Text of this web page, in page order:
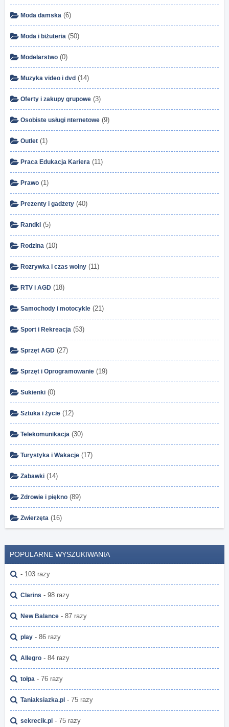
Moda damska (6)
Moda i biżuteria (50)
Modelarstwo (0)
Muzyka video i dvd (14)
Oferty i zakupy grupowe (3)
Osobiste usługi nternetowe (9)
Outlet (1)
Praca Edukacja Kariera (11)
Prawo (1)
Prezenty i gadżety (40)
Randki (5)
Rodzina (10)
Rozrywka i czas wolny (11)
RTV i AGD (18)
Samochody i motocykle (21)
Sport i Rekreacja (53)
Sprzęt AGD (27)
Sprzęt i Oprogramowanie (19)
Sukienki (0)
Sztuka i życie (12)
Telekomunikacja (30)
Turystyka i Wakacje (17)
Zabawki (14)
Zdrowie i piękno (89)
Zwierzęta (16)
POPULARNE WYSZUKIWANIA
- 103 razy
Clarins - 98 razy
New Balance - 87 razy
play - 86 razy
Allegro - 84 razy
tołpa - 76 razy
Taniaksiazka.pl - 75 razy
sekrecik.pl - 75 razy